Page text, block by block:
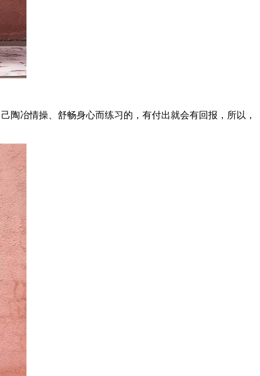
陶冶情操、舒畅身心而练习的，有付出就会有回报，所以，